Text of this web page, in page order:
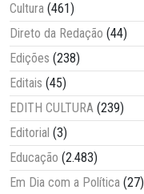
Cultura (461)
Direto da Redação (44)
Edições (238)
Editais (45)
EDITH CULTURA (239)
Editorial (3)
Educação (2.483)
Em Dia com a Política (27)